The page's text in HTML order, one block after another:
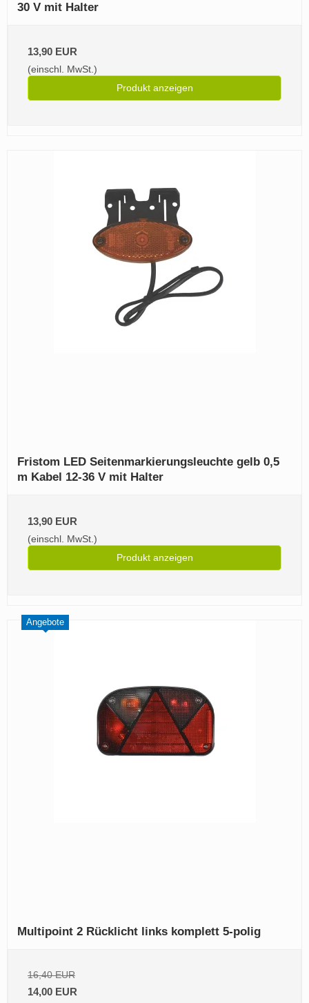
30 V mit Halter
13,90 EUR
(einschl. MwSt.)
Produkt anzeigen
Fristom LED Seitenmarkierungsleuchte gelb 0,5
m Kabel 12-36 V mit Halter
13,90 EUR
(einschl. MwSt.)
Produkt anzeigen
Angebote
Multipoint 2 Rücklicht links komplett 5-polig
16,40 EUR
14,00 EUR